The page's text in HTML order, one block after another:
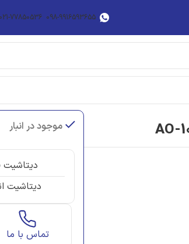
098-9916593655
021-77850536
موجود در انبار
دیتاشیت
دیتاشیت
تماس با ما